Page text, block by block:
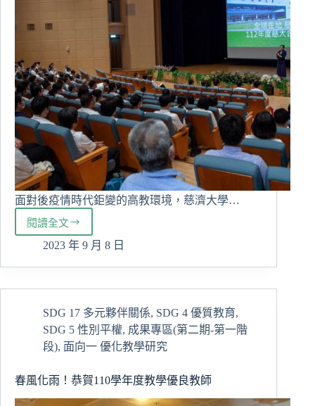
評
鑑
「績
優」
面對後疫情時代鉅變的高教環境，慈濟大學…
閱讀全文
慈
濟
合
共
識
營
聚
2023 年 9 月 8 日
SDG 17 多元夥伴關係, SDG 4 優質教育,
SDG 5 性別平權, 成果專區(第二期-第一階
段), 面向一 優化教學研究
春風化雨！恭賀110學年度教學優良教師